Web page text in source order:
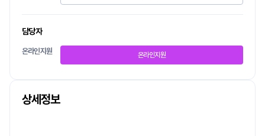
담당자
온라인지원 온라인지원
상세정보